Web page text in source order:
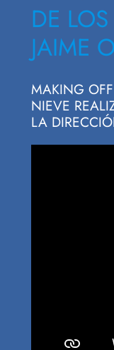
DE
JAIME
MAKING
NIEVE
LA